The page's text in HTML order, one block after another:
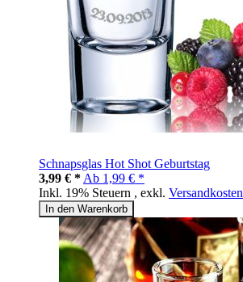
Schnapsglas Hot Shot Geburtstag
3,99 € * Ab 1,99 € *
Inkl. 19% Steuern , exkl. Versandkosten
In den Warenkorb